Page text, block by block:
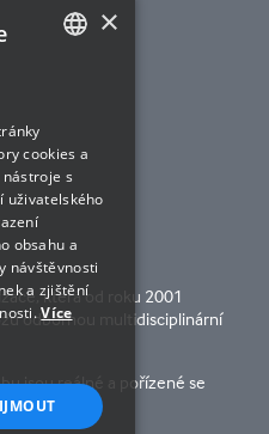
která od roku 2001
odbornou multidisciplinární
jsou reálné a pořízené se
×
cookies a
s
uživatelského
obsahu a
návštěvnosti
a zjištění
Více